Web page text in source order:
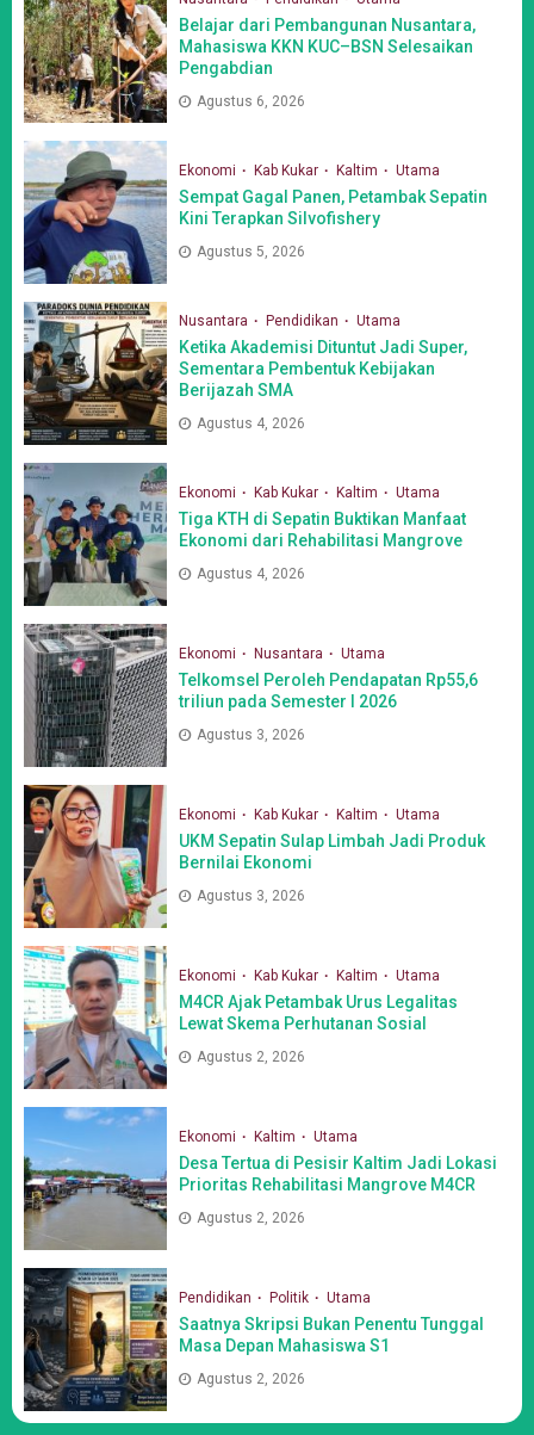
Belajar dari Pembangunan Nusantara,
Mahasiswa KKN KUC–BSN Selesaikan
Pengabdian
Agustus 6, 2026
Ekonomi Kab Kukar Kaltim Utama
Sempat Gagal Panen, Petambak Sepatin
Kini Terapkan Silvofishery
Agustus 5, 2026
Nusantara Pendidikan Utama
Ketika Akademisi Dituntut Jadi Super,
Sementara Pembentuk Kebijakan
Berijazah SMA
Agustus 4, 2026
Ekonomi Kab Kukar Kaltim Utama
Tiga KTH di Sepatin Buktikan Manfaat
Ekonomi dari Rehabilitasi Mangrove
Agustus 4, 2026
Ekonomi Nusantara Utama
Telkomsel Peroleh Pendapatan Rp55,6
triliun pada Semester I 2026
Agustus 3, 2026
Ekonomi Kab Kukar Kaltim Utama
UKM Sepatin Sulap Limbah Jadi Produk
Bernilai Ekonomi
Agustus 3, 2026
Ekonomi Kab Kukar Kaltim Utama
M4CR Ajak Petambak Urus Legalitas
Lewat Skema Perhutanan Sosial
Agustus 2, 2026
Ekonomi Kaltim Utama
Desa Tertua di Pesisir Kaltim Jadi Lokasi
Prioritas Rehabilitasi Mangrove M4CR
Agustus 2, 2026
Pendidikan Politik Utama
Saatnya Skripsi Bukan Penentu Tunggal
Masa Depan Mahasiswa S1
Agustus 2, 2026